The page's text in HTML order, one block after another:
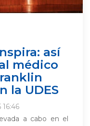
así
médico
la UDES
a cabo en el